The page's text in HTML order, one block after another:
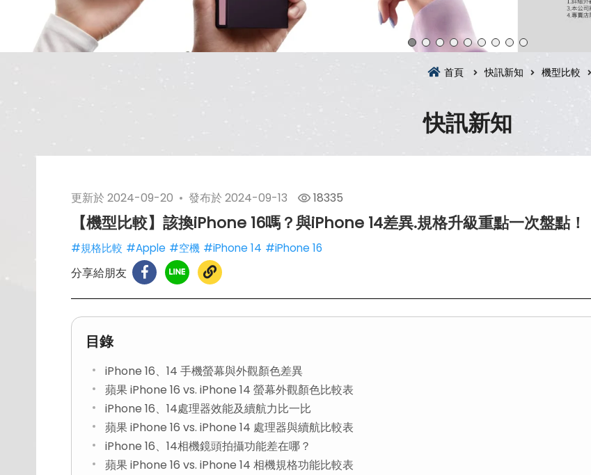
首頁 快訊新知 機型比較
快訊新知
更新於 2024-09-20 發布於 2024-09-13 18335
【機型比較】該換iPhone 16嗎？與iPhone 14差異.規格升級重點一次盤點！
#規格比較 #Apple #空機 #iPhone 14 #iPhone 16
分享給朋友
目錄
iPhone 16、14 手機螢幕與外觀顏色差異
蘋果 iPhone 16 vs. iPhone 14 螢幕外觀顏色比較表
iPhone 16、14處理器效能及續航力比一比
蘋果 iPhone 16 vs. iPhone 14 處理器與續航比較表
iPhone 16、14相機鏡頭拍攝功能差在哪？
蘋果 iPhone 16 vs. iPhone 14 相機規格功能比較表